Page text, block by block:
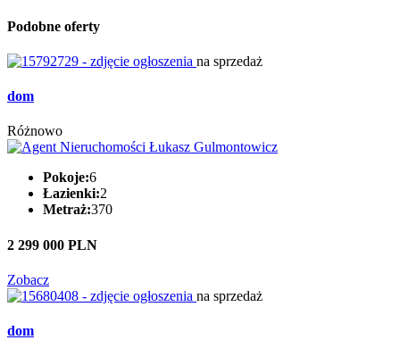
Podobne oferty
na sprzedaż
dom
Różnowo
Pokoje:6
Łazienki:2
Metraż:370
2 299 000 PLN
Zobacz
na sprzedaż
dom